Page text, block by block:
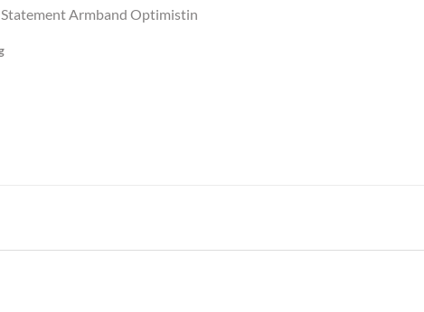
Armband Optimistin